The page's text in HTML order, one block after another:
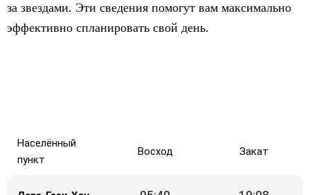
за звездами. Эти сведения помогут вам максимально
эффективно спланировать свой день.
Населённый
пункт
Восход Закат